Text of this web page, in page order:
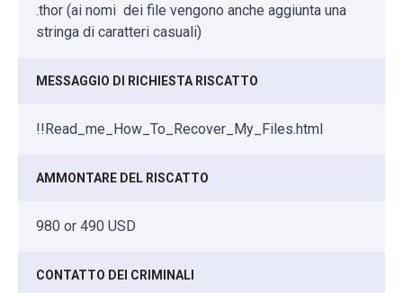
.thor (ai nomi dei file vengono anche aggiunta una
stringa di caratteri casuali)
MESSAGGIO DI RICHIESTA RISCATTO
!!Read_me_How_To_Recover_My_Files.html
AMMONTARE DEL RISCATTO
980 or 490 USD
CONTATTO DEI CRIMINALI